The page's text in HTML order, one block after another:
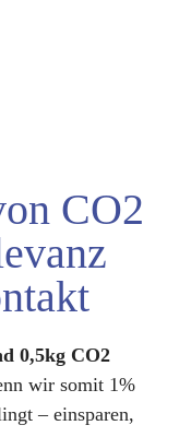
CO2
0,5kg CO2
wir somit 1%
– einsparen,